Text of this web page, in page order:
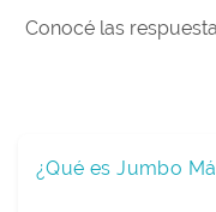
Conocé las
¿Qué es Jumbo